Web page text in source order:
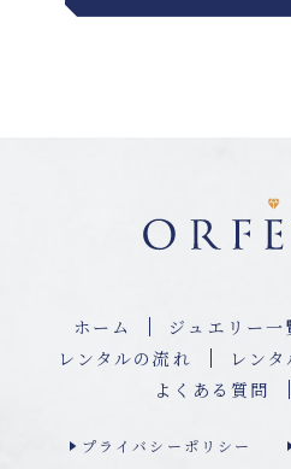
ホーム ジュエリー⼀
レンタルの流れ
レン
よくある質問
プライバシーポリシー